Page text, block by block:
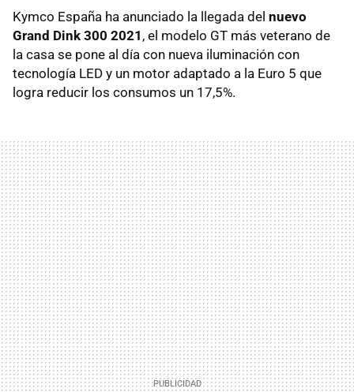
Kymco España ha anunciado la llegada del nuevo
Grand Dink 300 2021 , el modelo GT más veterano de
la casa se pone al día con nueva iluminación con
tecnología LED y un motor adaptado a la Euro 5 que
logra reducir los consumos un 17,5%.